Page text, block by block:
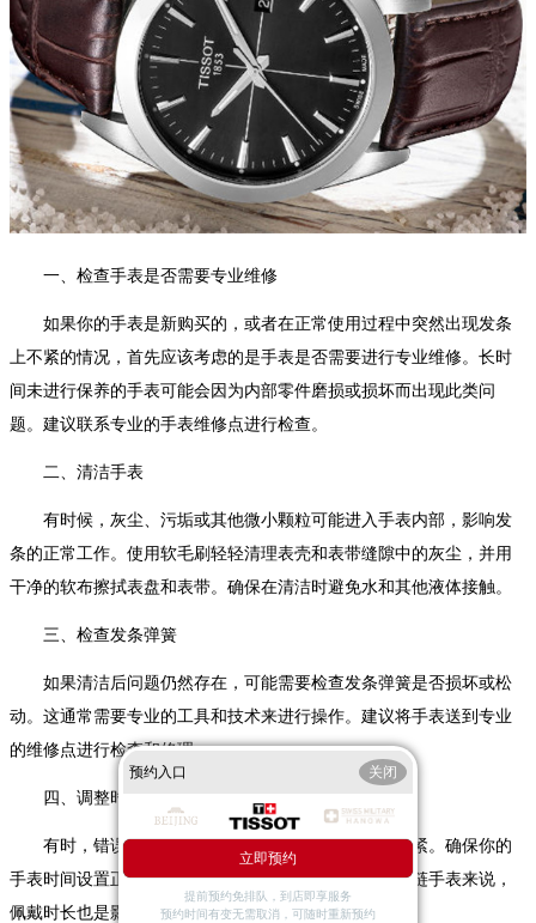
一、检查手表是否需要专业维修
如果你的手表是新购买的，或者在正常使用过程中突然出现发条
上不紧的情况，首先应该考虑的是手表是否需要进行专业维修。长时
间未进行保养的手表可能会因为内部零件磨损或损坏而出现此类问
题。建议联系专业的手表维修点进行检查。
二、清洁手表
有时候，灰尘、污垢或其他微小颗粒可能进入手表内部，影响发
条的正常工作。使用软毛刷轻轻清理表壳和表带缝隙中的灰尘，并用
干净的软布擦拭表盘和表带。确保在清洁时避免水和其他液体接触。
三、检查发条弹簧
如果清洁后问题仍然存在，可能需要检查发条弹簧是否损坏或松
动。这通常需要专业的工具和技术来进行操作。建议将手表送到专业
的维修点进行检查和修理。
四、调整时间设置
有时，错误的时间设置也可能导致发条无法正常上紧。确保你的
手表时间设置正确，并且处于正确的时区。对于自动上链手表来说，
佩戴时长也是影响上链效率的重要因素之一。
预约入口 关闭
立即预约
提前预约免排队，到店即享服务
预约时间有变无需取消，可随时重新预约